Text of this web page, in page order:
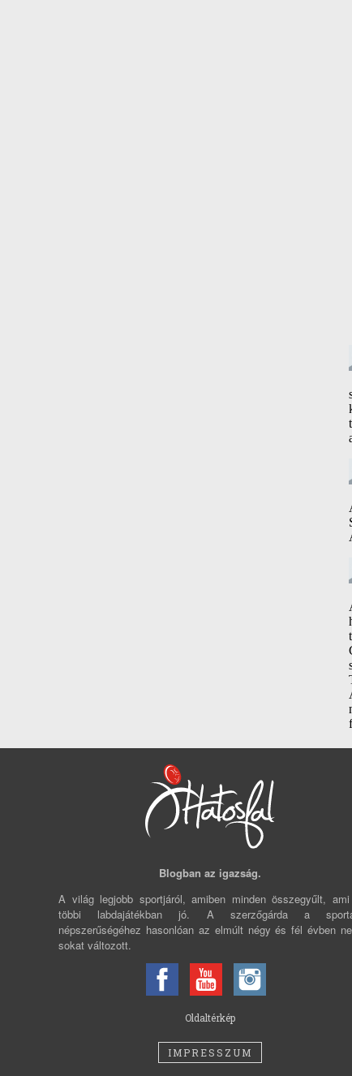
Blogban az igazság.
A világ legjobb sportjáról, amiben minden összegyűlt,
többi labdajátékban jó. A szerzőgárda a
népszerűségéhez hasonlóan az elmúlt négy és fél évben
sokat változott.
Oldaltérkép
IMPRESSZUM